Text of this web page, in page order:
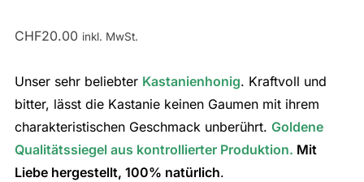
basierend
CHF20.00 inkl. MwSt.
Unser sehr beliebter Kastanienhonig. Kraftvoll und
bitter, lässt die Kastanie keinen Gaumen mit ihrem
charakteristischen Geschmack unberührt. Goldene
Qualitätssiegel aus kontrollierter Produktion. Mit
Liebe hergestellt, 100% natürlich.